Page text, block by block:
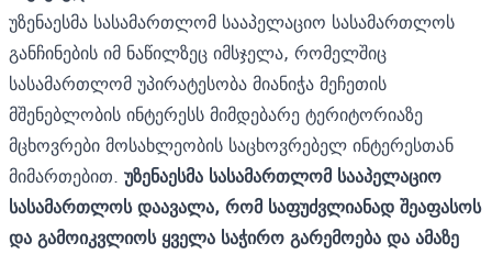
უზენაესმა სასამართლომ სააპელაციო სასამართლოს
განჩინების იმ ნაწილზეც იმსჯელა, რომელშიც
სასამართლომ უპირატესობა მიანიჭა მეჩეთის
მშენებლობის ინტერესს მიმდებარე ტერიტორიაზე
მცხოვრები მოსახლეობის საცხოვრებელ ინტერესთან
მიმართებით. უზენაესმა სასამართლომ სააპელაციო
სასამართლოს დაავალა, რომ საფუძვლიანად შეაფასოს
და გამოიკვლიოს ყველა საჭირო გარემოება და ამაზე